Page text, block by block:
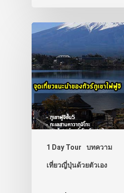
1 Day Tour บทความ
เที่ยวญี่ปุ่นด้วยตัวเอง